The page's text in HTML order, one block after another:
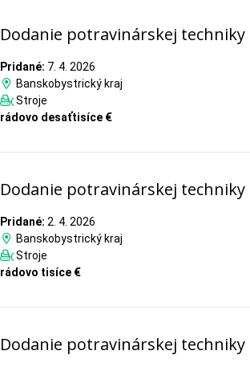
Dodanie potravinárskej techniky
Pridané: 7. 4. 2026
Banskobystrický kraj
Stroje
rádovo desaťtisíce €
Dodanie potravinárskej techniky
Pridané: 2. 4. 2026
Banskobystrický kraj
Stroje
rádovo tisíce €
Dodanie potravinárskej techniky